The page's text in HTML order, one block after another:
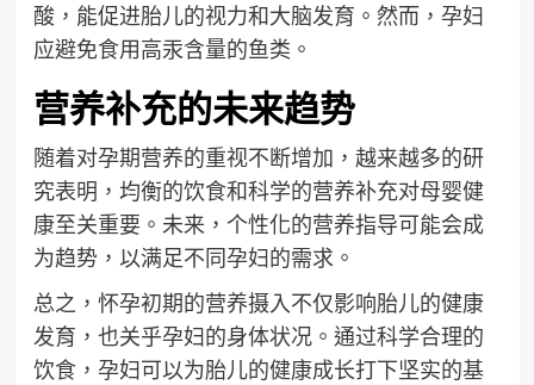
酸，能促进胎儿的视力和大脑发育。然而，孕妇
应避免食用高汞含量的鱼类。
营养补充的未来趋势
随着对孕期营养的重视不断增加，越来越多的研
究表明，均衡的饮食和科学的营养补充对母婴健
康至关重要。未来，个性化的营养指导可能会成
为趋势，以满足不同孕妇的需求。
总之，怀孕初期的营养摄入不仅影响胎儿的健康
发育，也关乎孕妇的身体状况。通过科学合理的
饮食，孕妇可以为胎儿的健康成长打下坚实的基